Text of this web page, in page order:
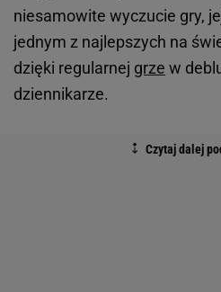
niesamowite wyczucie gry,
jednym z najlepszych na
dzięki regularnej grze w
dziennikarze.